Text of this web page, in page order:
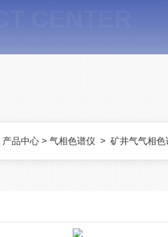
产品中心 > 气相色谱仪 > 矿井气气相色